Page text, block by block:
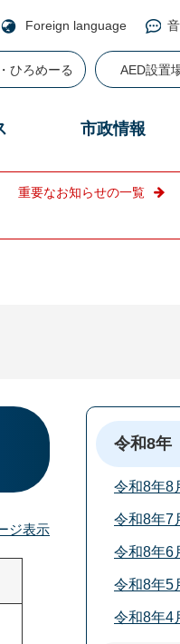
Foreign language
ひろめーる AED設置
市政情報
重要なお知らせの一覧
ジ表示
令和8年
令和8年8
令和8年7
令和8年6
令和8年5
令和8年4